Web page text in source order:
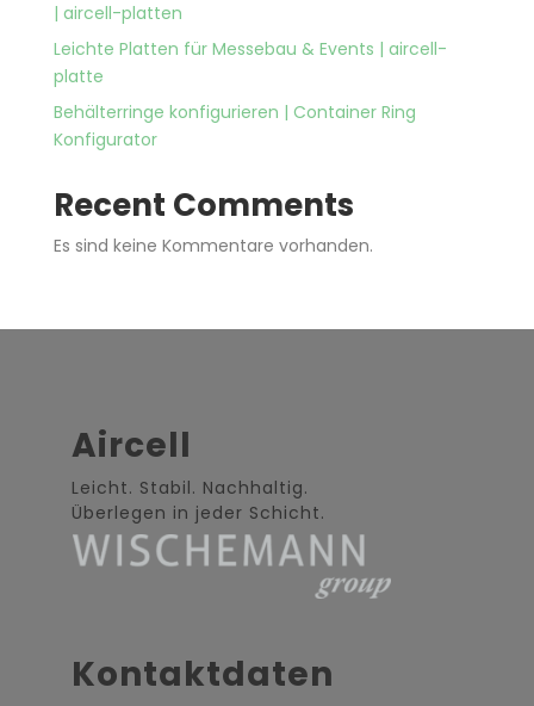
| aircell-platten
Leichte Platten für Messebau & Events | aircell-
platte
Behälterringe konfigurieren | Container Ring
Konfigurator
Recent Comments
Es sind keine Kommentare vorhanden.
Aircell
Leicht. Stabil. Nachhaltig.
Überlegen in jeder Schicht.
Kontaktdaten